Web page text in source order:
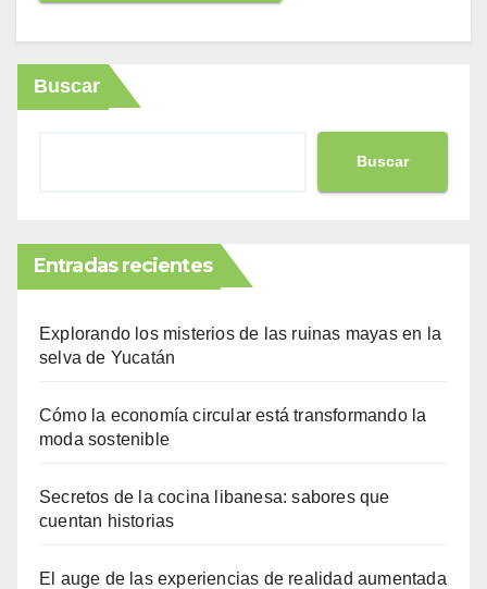
Buscar
Buscar
Entradas recientes
Explorando los misterios de las ruinas mayas en la
selva de Yucatán
Cómo la economía circular está transformando la
moda sostenible
Secretos de la cocina libanesa: sabores que
cuentan historias
El auge de las experiencias de realidad aumentada